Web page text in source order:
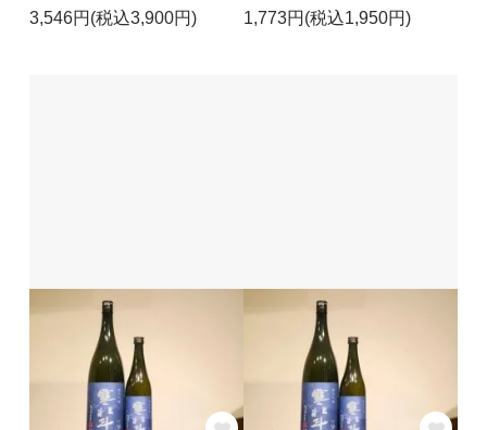
3,546円(税込3,900円) 1,773円(税込1,950円)